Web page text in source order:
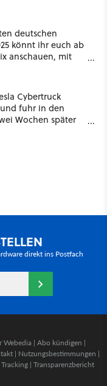
deutschen
könnt ihr euch ab
anschauen, mit
Cybertruck
fuhr in den
Wochen später
direkt ins Postfach
Webedia | Abo kündigen |
| Nutzungsbestimmungen |
| Transparenzbericht